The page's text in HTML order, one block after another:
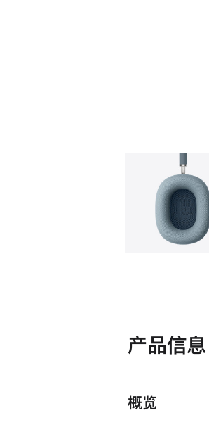
图库
产品信息
概览